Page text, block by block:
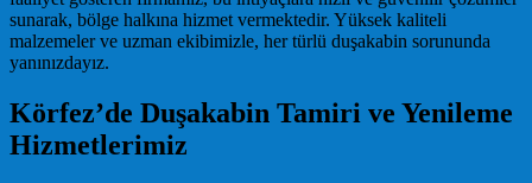
sunarak, bölge halkına hizmet vermektedir. Yüksek kaliteli
malzemeler ve uzman ekibimizle, her türlü duşakabin sorununda
yanınızdayız.
Körfez’de Duşakabin Tamiri ve Yenileme
Hizmetlerimiz